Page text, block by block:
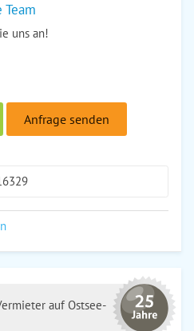
uns an!
Anfrage senden
auf Ostsee-